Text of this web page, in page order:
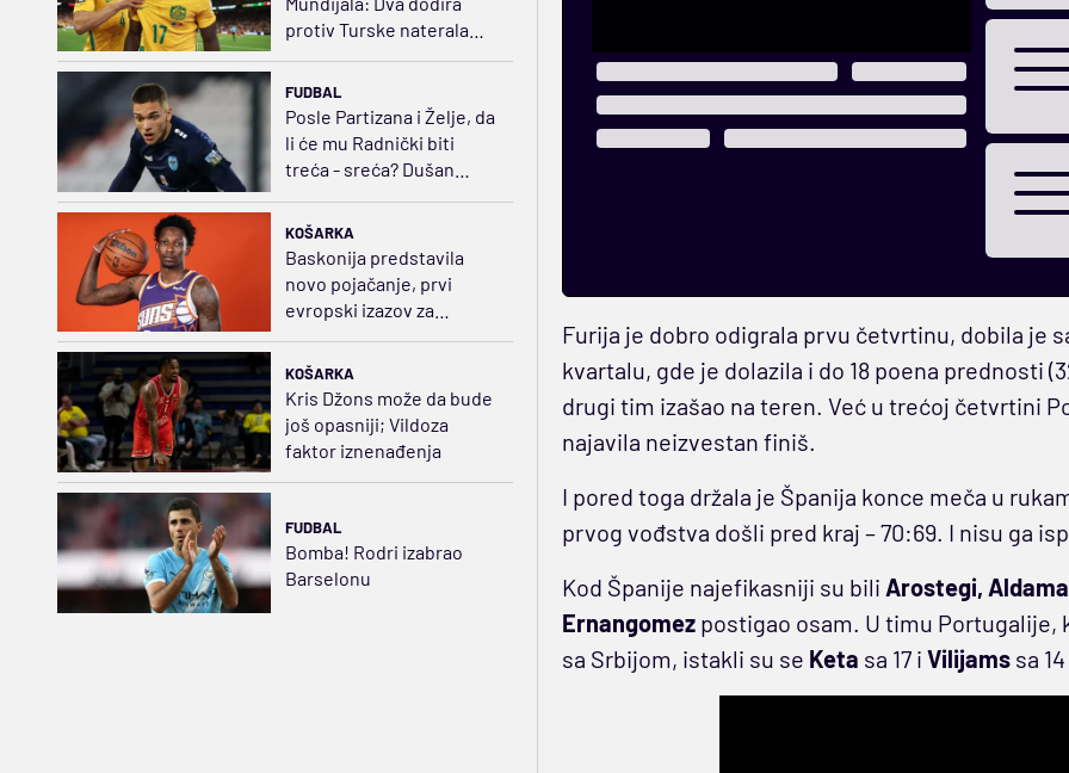
protiv Turske naterala
FUDBAL
Posle Partizana i Želje, da
li će mu Radnički biti
treća - sreća? Dušan
KOŠARKA
Baskonija predstavila
novo pojačanje, prvi
evropski izazov za
američkog beka
KOŠARKA
Kris Džons može da bude
još opasniji; Vildoza
faktor iznenađenja
FUDBAL
Bomba! Rodri izabrao
Barselonu
Furija je dobro odigrala prvu četvrtinu, dobila je
kvartalu, gde je dolazila i do 18 poena prednosti
drugi tim izašao na teren. Već u trećoj četvrtini
najavila neizvestan finiš.
I pored toga držala je Španija konce meča u
prvog vođstva došli pred kraj – 70:69. I nisu ga
Kod Španije najefikasniji su bili Arostegi, Aldama
Ernangomezpostigao osam. U timu Portugalije,
sa Srbijom, istakli su se Keta sa 17 i Vilijamssa